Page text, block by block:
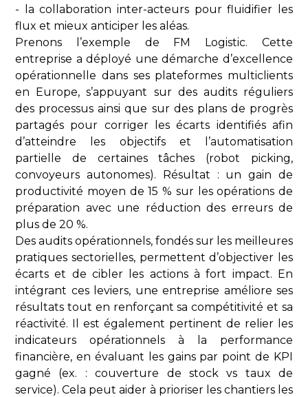
- la collaboration inter-acteurs pour fluidifier les
flux et mieux anticiper les aléas.
Prenons l’exemple de FM Logistic. Cette
entreprise a déployé une démarche d’excellence
opérationnelle dans ses plateformes multiclients
en Europe, s’appuyant sur des audits réguliers
des processus ainsi que sur des plans de progrès
partagés pour corriger les écarts identifiés afin
d’atteindre les objectifs et l’automatisation
partielle de certaines tâches (robot picking,
convoyeurs autonomes). Résultat : un gain de
productivité moyen de 15 % sur les opérations de
préparation avec une réduction des erreurs de
plus de 20 %.
Des audits opérationnels, fondés sur les meilleures
pratiques sectorielles, permettent d’objectiver les
écarts et de cibler les actions à fort impact. En
intégrant ces leviers, une entreprise améliore ses
résultats tout en renforçant sa compétitivité et sa
réactivité. Il est également pertinent de relier les
indicateurs opérationnels à la performance
financière, en évaluant les gains par point de KPI
gagné (ex. : couverture de stock vs taux de
service). Cela peut aider à prioriser les chantiers les